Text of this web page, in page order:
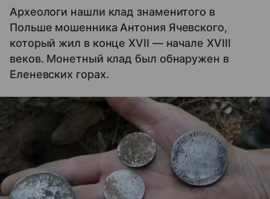
Археологи нашли клад знаменитого в
Польше мошенника Антония Ячевского,
который жил в конце XVII — начале XVIII
веков. Монетный клад был обнаружен в
Еленевских горах.